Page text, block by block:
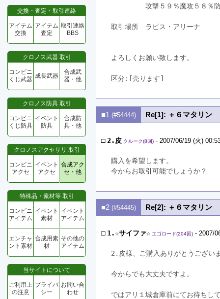
交換・査定・取引連絡
アイテム
交換
アイテム
査定
取引連絡
BBS
クロノス武器 取引
コンビニ
くじ武器 成長武器
合成武
器・他
クロノス防具 取引
コンビニ
くじ防具
イベント
防具
合成防
具・他
クロノスアクセサリ 取引
コンビニ
アクセ
イベント
アクセ
合成アク
セ・他
特殊品・素材等 取引
コンビニ
アイテム
イベント
素材
イベント
アイテム
エンチャ
ント素材
合成用素
材
その他の
アイテム
当サイトについて
ご利用上
の注意
プライバ
シー
お問い合
わせ
攻撃５９％魔攻５８％防御
取引場所　ラピス・アリーナ
よろしくお願い致します。
区分:[売ります]
■1 (#54444) Re[1]: ＋６マタリン
□ 2.皮 クルーク(8回) - 2007/06/19 (火)
購入を希望します。
今からお取引可能でしょうか？
■2 (#54445) Re[2]: ＋６マタリン
□ 1.☆サイファ☆ エゴロード(204回) - 2007/
2.皮様、ご購入ありがとうござい
今からでも大丈夫ですよ。
ではアリ１城倉庫前にてお待ちし